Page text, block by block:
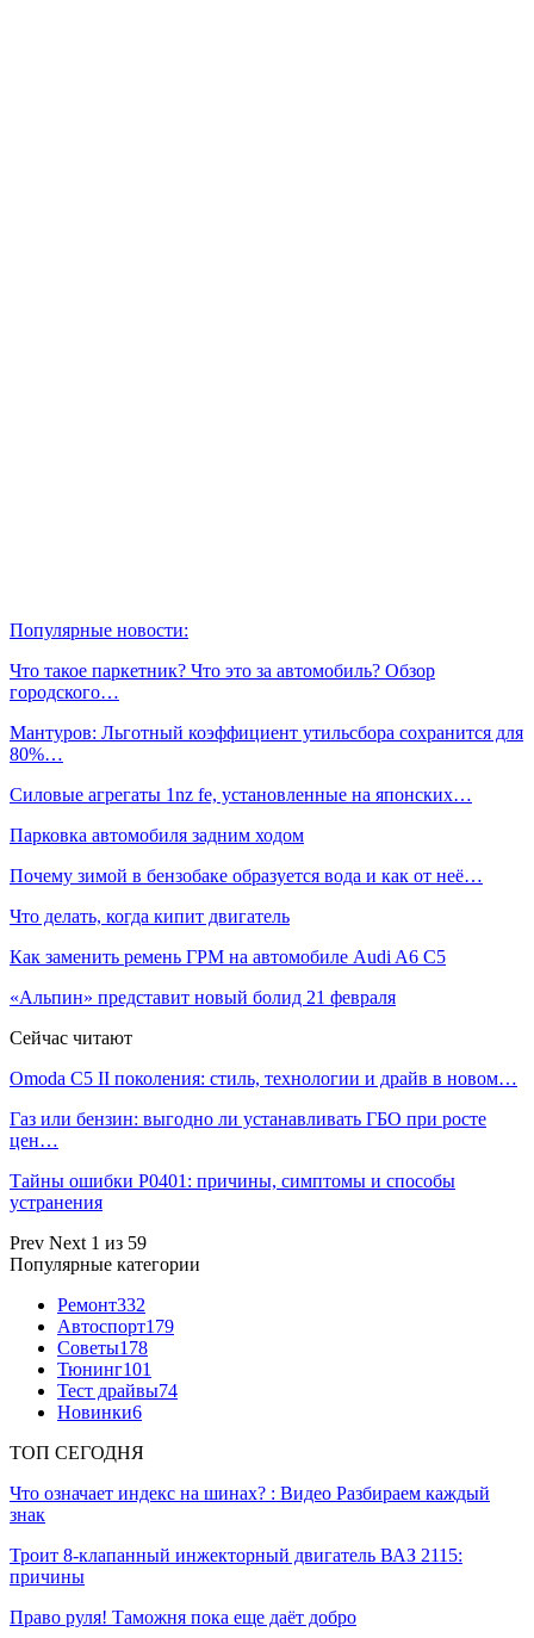
Популярные новости:
Что такое паркетник? Что это за автомобиль? Обзор
городского…
Мантуров: Льготный коэффициент утильсбора сохранится для
80%…
Силовые агрегаты 1nz fe, установленные на японских…
Парковка автомобиля задним ходом
Почему зимой в бензобаке образуется вода и как от неё…
Что делать, когда кипит двигатель
Как заменить ремень ГРМ на автомобиле Audi A6 C5
«Альпин» представит новый болид 21 февраля
Сейчас читают
Omoda C5 II поколения: стиль, технологии и драйв в новом…
Газ или бензин: выгодно ли устанавливать ГБО при росте
цен…
Тайны ошибки P0401: причины, симптомы и способы
устранения
Prev Next 1 из 59
Популярные категории
Ремонт332
Автоспорт179
Советы178
Тюнинг101
Тест драйвы74
Новинки6
ТОП СЕГОДНЯ
Что означает индекс на шинах? : Видео Разбираем каждый
знак
Троит 8-клапанный инжекторный двигатель ВАЗ 2115:
причины
Право руля! Таможня пока еще даёт добро